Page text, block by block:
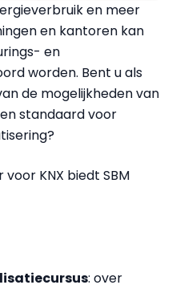
en meer
en kantoren kan
en
worden. Bent u als
de mogelijkheden van
standaard voor
KNX biedt SBM
: over